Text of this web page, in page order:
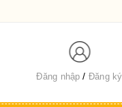
Đăng nhập Đăng ký